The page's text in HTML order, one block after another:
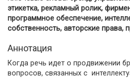
этикетка, рекламный ролик,
программное обеспечение,
собственность, авторские права,
Аннотация
Когда речь идет о продвижении
вопросов, связанных с